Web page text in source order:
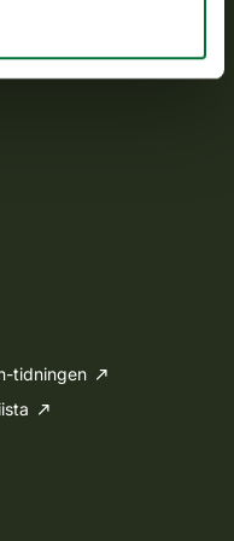
tidningen